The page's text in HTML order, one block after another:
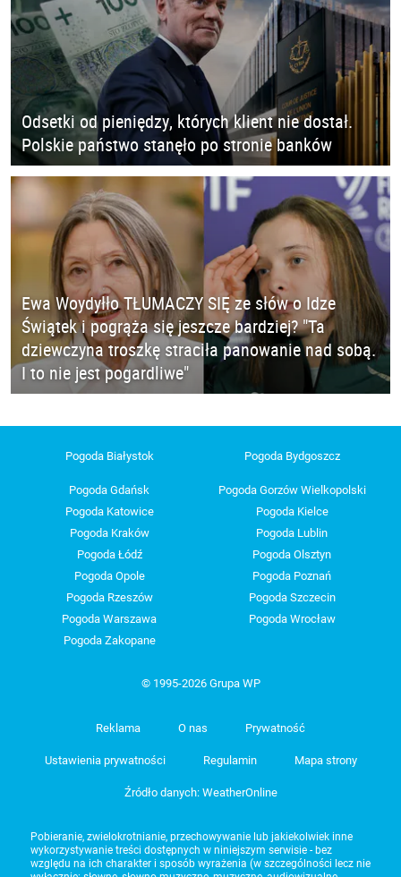
Odsetki od pieniędzy, których klient nie dostał.
Polskie państwo stanęło po stronie banków
Ewa Woydyłło TŁUMACZY SIĘ ze słów o Idze
Świątek i pogrąża się jeszcze bardziej? "Ta
dziewczyna troszkę straciła panowanie nad sobą.
I to nie jest pogardliwe"
Pogoda Białystok Pogoda Bydgoszcz
Pogoda Gdańsk
Pogoda Gorzów Wielkopolski
Pogoda Katowice
Pogoda Kielce
Pogoda Kraków
Pogoda Lublin
Pogoda Łódź
Pogoda Olsztyn
Pogoda Opole
Pogoda Poznań
Pogoda Rzeszów
Pogoda Szczecin
Pogoda Warszawa
Pogoda Wrocław
Pogoda Zakopane
© 1995-2026 Grupa WP
Reklama O nas Prywatność
Ustawienia prywatności Regulamin Mapa strony
Źródło danych: WeatherOnline
Pobieranie, zwielokrotnianie, przechowywanie lub jakiekolwiek inne
wykorzystywanie treści dostępnych w niniejszym serwisie - bez
względu na ich charakter i sposób wyrażenia (w szczególności lecz nie